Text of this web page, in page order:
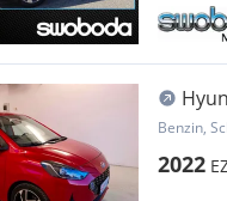
Benzin,
2022